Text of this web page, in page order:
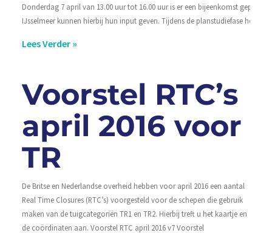
Donderdag 7 april van 13.00 uur tot 16.00 uur is er een bijeenkomst
IJsselmeer kunnen hierbij hun input geven. Tijdens de planstudiefase
Lees Verder »
Voorstel RTC’s
april 2016 voor
TR
De Britse en Nederlandse overheid hebben voor april 2016 een aantal
Real Time Closures (RTC’s) voorgesteld voor de schepen die gebruik
maken van de tuigcategoriën TR1 en TR2. Hierbij treft u het kaartje en
de coördinaten aan. Voorstel RTC april 2016 v7 Voorstel